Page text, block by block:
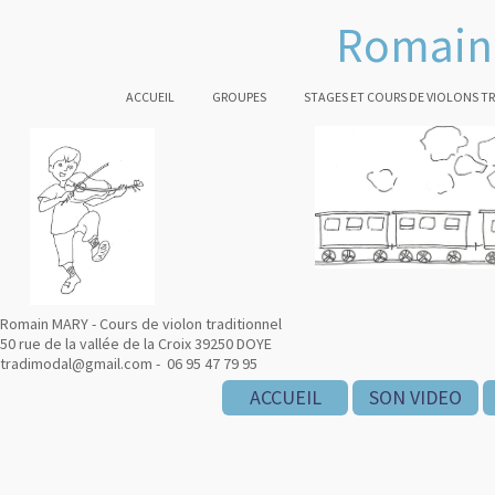
ACCUEIL GROUPES STAGES ET COURS DE VIOLONS
Romain MARY - Cours de violon traditionnel
50 rue de la vallée de la Croix 39250 DOYE
tradimodal@gmail.com - 06 95 47 79 95
ACCUEIL SON VIDEO